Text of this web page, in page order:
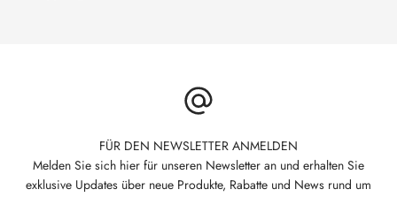
FÜR DEN NEWSLETTER ANMELDEN
Melden Sie sich hier für unseren Newsletter an und erhalten Sie
exklusive Updates über neue Produkte, Rabatte und News rund um